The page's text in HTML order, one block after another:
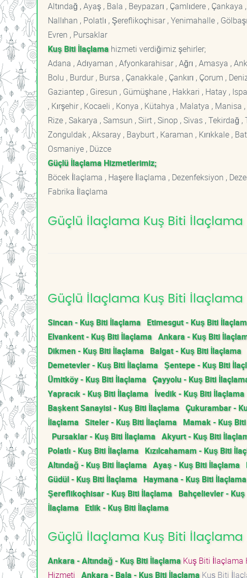
Altındağ , Ayaş , Bala , Beypazarı , Çamlıdere ,
Nallıhan , Polatlı , Şereflikoçhisar , Yenimahalle ,
Evren , Pursaklar
Kuş Biti İlaçlama hizmeti verdiğimiz şehirler;
Adana , Adıyaman , Afyonkarahisar , Ağrı , Amasya ,
Bolu , Burdur , Bursa , Çanakkale , Çankırı , Çorum ,
Gaziantep , Giresun , Gümüşhane , Hakkari , Hatay ,
, Kırşehir , Kocaeli , Konya , Kütahya , Malatya ,
Rize , Sakarya , Samsun , Siirt , Sinop , Sivas , Tekirdağ
Zonguldak , Aksaray , Bayburt , Karaman , Kırıkkale ,
Osmaniye , Düzce
Güçlü İlaçlama Hizmetlerimiz;
Böcek İlaçlama , Haşere İlaçlama , Dezenfeksiyon ,
Fabrika İlaçlama
Güçlü İlaçlama Kuş Biti
Güçlü İlaçlama Kuş Biti
Sincan - Kuş Biti İlaçlama Etimesgut - Kuş Biti
Elvankent - Kuş Biti İlaçlama Ankara - Kuş Biti
Dikmen - Kuş Biti İlaçlama Balgat - Kuş Biti İlaçlama
Demetevler - Kuş Biti İlaçlama Şentepe - Kuş Biti
Ümitköy - Kuş Biti İlaçlama Çayyolu - Kuş Biti
Yapracık - Kuş Biti İlaçlama İvedik - Kuş Biti İlaçlama
Başkent Sanayisi - Kuş Biti İlaçlama Çukurambar -
İlaçlama Siteler - Kuş Biti İlaçlama Mamak - Kuş
Pursaklar - Kuş Biti İlaçlama Akyurt - Kuş Biti
Polatlı - Kuş Biti İlaçlama Kızılcahamam - Kuş Biti
Altındağ - Kuş Biti İlaçlama Ayaş - Kuş Biti İlaçlama
Güdül - Kuş Biti İlaçlama Haymana - Kuş Biti İlaçlama
Şereflikoçhisar - Kuş Biti İlaçlama Bahçelievler -
İlaçlama Etlik - Kuş Biti İlaçlama
Güçlü İlaçlama Kuş Biti
Ankara - Altındağ - Kuş Biti İlaçlama Kuş Biti İlaçlama
Hizmeti Ankara - Bala - Kuş Biti İlaçlama Kuş Biti